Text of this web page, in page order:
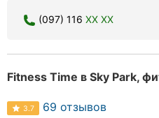
(097) 116 XX XX
Fitness Time в Sky Park,
3.7 69 отзывов